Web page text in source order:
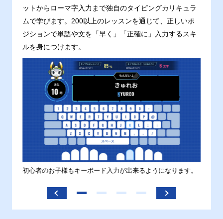
ットからローマ字入力まで独自のタイピングカリキュラ
ムで学びます。200以上のレッスンを通じて、正しいポ
ジションで単語や文を「早く」「正確に」入力するスキ
ルを身につけます。
初心者のお子様もキーボード入力が出来るようになります。